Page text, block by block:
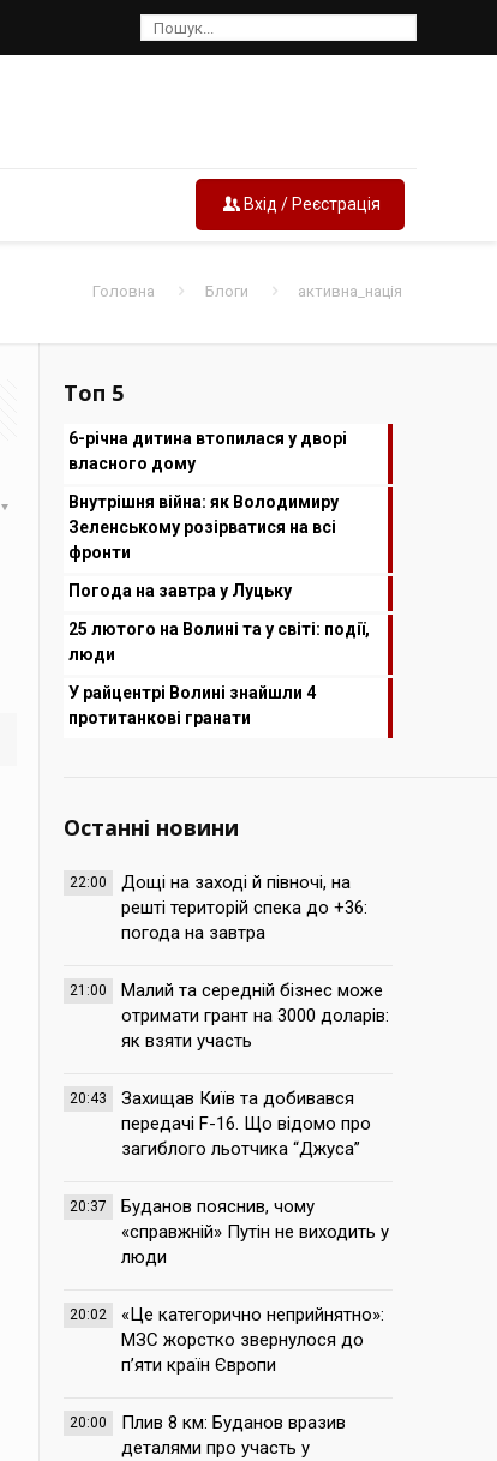
Вхід / Реєстрація
Головна Блоги активна_нація
Топ 5
6-річна дитина втопилася у дворі
власного дому
Внутрішня війна: як Володимиру
Зеленському розірватися на всі
фронти
Погода на завтра у Луцьку
25 лютого на Волині та у світі: події,
люди
У райцентрі Волині знайшли 4
протитанкові гранати
Останні новини
22:00
Дощі на заході й півночі, на
решті територій спека до +36:
погода на завтра
21:00
Малий та середній бізнес може
отримати грант на 3000 доларів:
як взяти участь
20:43
Захищав Київ та добивався
передачі F-16. Що відомо про
загиблого льотчика “Джуса”
20:37
Буданов пояснив, чому
«справжній» Путін не виходить у
люди
20:02
«Це категорично неприйнятно»:
МЗС жорстко звернулося до
п’яти країн Європи
20:00
Плив 8 км: Буданов вразив
деталями про участь у